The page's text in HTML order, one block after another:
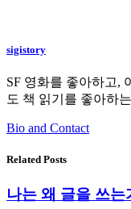
sigistory
SF 영화를 좋아하고,
도 책 읽기를 좋아하
Bio and Contact
Related Posts
나는 왜 글을 쓰는